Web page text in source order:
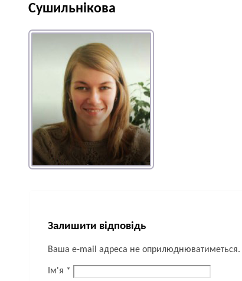
Сушильнікова
Залишити відповідь
Ваша e-mail адреса не оприлюднюватиметься.
Ім'я *